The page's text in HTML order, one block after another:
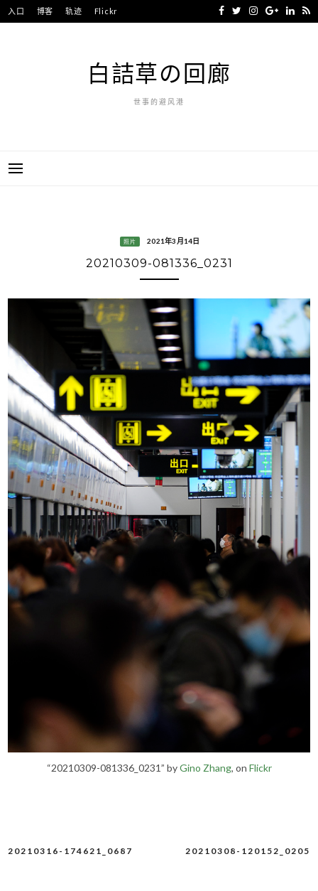
Skip
to
入口 博客 轨迹 Flickr
白詰草の回廊
世事的避风港
照片 2021年3月14日
20210309-081336_0231
“20210309-081336_0231” byGino Zhang, on Flickr
文
20210308-120152_0205
20210316-174621_0687